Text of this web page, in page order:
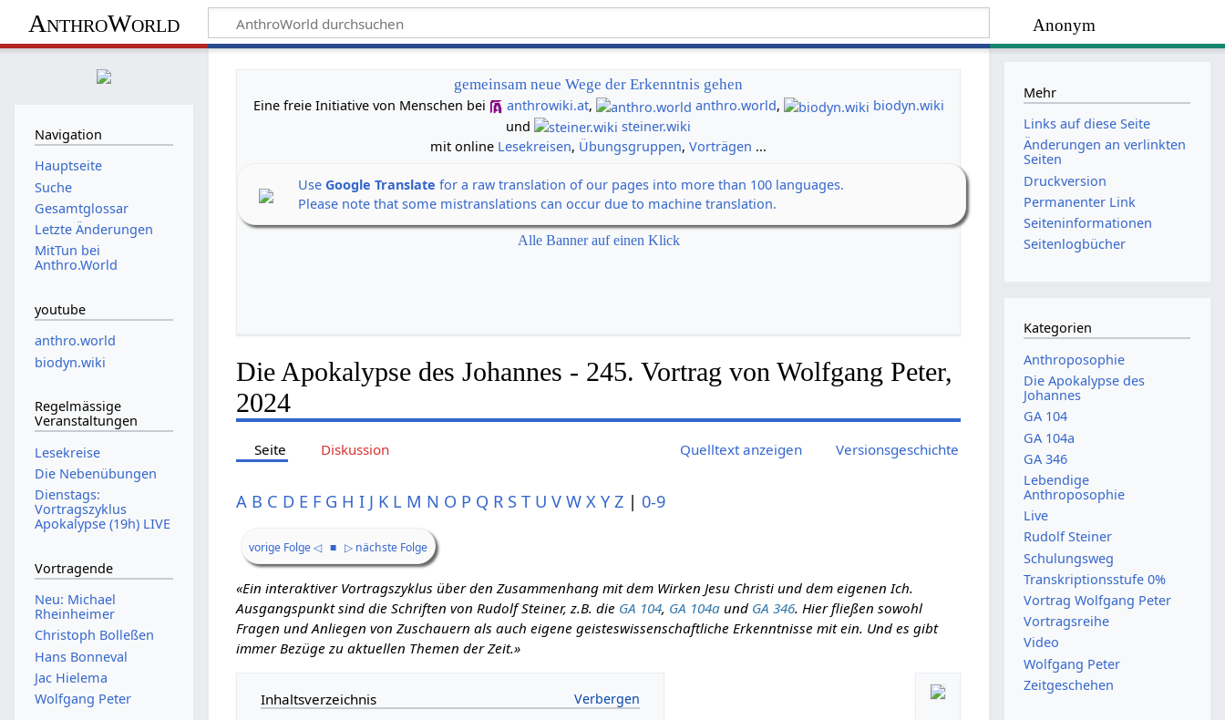
Anonym
AnthroWorld
gemeinsam neue Wege der Erkenntnis gehen
Eine freie Initiative von Menschen bei
anthrowiki.at, anthro.world,
biodyn.wiki
und
steiner.wiki
mit online Lesekreisen, Übungsgruppen,Vorträgen ...
UseGoogle Translate for a raw translation of our pages into more than 100 languages.
Please note that some mistranslations can occur due to machine translation.
Alle Banner auf einen Klick
Die Apokalypse des Johannes - 245. Vortrag von Wolfgang Peter,
2024
Seite Diskussion Quelltext anzeigen Versionsgeschichte
A B C D E F G H I J K L M N O P Q R S T U V W X Y Z | 0-9
vorige Folge ◁ ■ ▷ nächste Folge
«Ein interaktiver Vortragszyklus über den Zusammenhang mit dem Wirken Jesu Christi und dem eigenen Ich.
Ausgangspunkt sind die Schriften von Rudolf Steiner, z.B. die GA 104, GA 104a und GA 346. Hier fließen sowohl
Fragen und Anliegen von Zuschauern als auch eigene geisteswissenschaftliche Erkenntnisse mit ein. Und es gibt
immer Bezüge zu aktuellen Themen der Zeit.»
Inhaltsverzeichnis
Navigation
Hauptseite
Suche
Gesamtglossar
Letzte Änderungen
MitTun bei
Anthro.World
youtube
anthro.world
biodyn.wiki
Regelmässige
Veranstaltungen
Lesekreise
Die Nebenübungen
Dienstags:
Vortragszyklus
Apokalypse (19h) LIVE
Vortragende
Neu: Michael
Rheinheimer
Christoph Bolleßen
Hans Bonneval
Jac Hielema
Wolfgang Peter
Mehr
Links auf diese Seite
Änderungen an verlinkten
Seiten
Druckversion
Permanenter Link
Seiten­­informationen
Seitenlogbücher
Kategorien
Anthroposophie
Die Apokalypse des
Johannes
GA 104
GA 104a
GA 346
Lebendige
Anthroposophie
Live
Rudolf Steiner
Schulungsweg
Transkriptionsstufe 0%
Vortrag Wolfgang Peter
Vortragsreihe
Video
Wolfgang Peter
Zeitgeschehen